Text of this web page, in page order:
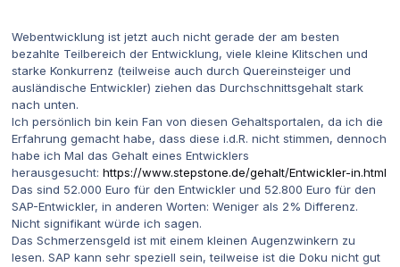
Webentwicklung ist jetzt auch nicht gerade der am besten
bezahlte Teilbereich der Entwicklung, viele kleine Klitschen und
starke Konkurrenz (teilweise auch durch Quereinsteiger und
ausländische Entwickler) ziehen das Durchschnittsgehalt stark
nach unten.
Ich persönlich bin kein Fan von diesen Gehaltsportalen, da ich die
Erfahrung gemacht habe, dass diese i.d.R. nicht stimmen, dennoch
habe ich Mal das Gehalt eines Entwicklers
herausgesucht: https://www.stepstone.de/gehalt/Entwickler-in.html
Das sind 52.000 Euro für den Entwickler und 52.800 Euro für den
SAP-Entwickler, in anderen Worten: Weniger als 2% Differenz.
Nicht signifikant würde ich sagen.
Das Schmerzensgeld ist mit einem kleinen Augenzwinkern zu
lesen. SAP kann sehr speziell sein, teilweise ist die Doku nicht gut